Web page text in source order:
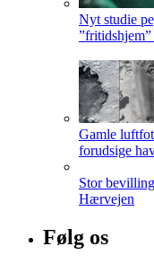
Nyt studie
Gamle
forudsige
Stor
Hærvejen
Følg os